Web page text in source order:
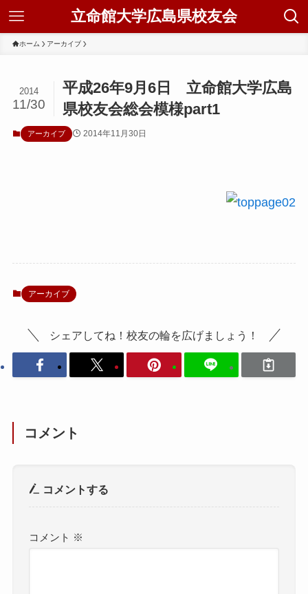
立命館大学広島県校友会
ホーム アーカイブ
平成26年9月6日 立命館大学広島
県校友会総会模様part1
2014
11/30
アーカイブ 2014年11月30日
アーカイブ
シェアしてね！校友の輪を広げましょう！
コメント
コメントする
コメント ※